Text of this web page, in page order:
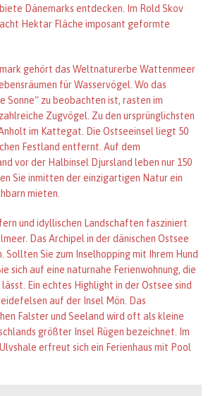
Dänemarks entdecken. Im Rold Skov
Hektar Fläche imposant geformte
gehört das Weltnaturerbe Wattenmeer
für Wasservögel. Wo das
Sonne“ zu beobachten ist, rasten im
Zugvögel. Zu den ursprünglichsten
im Kattegat. Die Ostseeinsel liegt 50
Festland entfernt. Auf dem
vor der Halbinsel Djursland leben nur 150
Sie inmitten der einzigartigen Natur ein
mieten.
und idyllischen Landschaften fasziniert
Das Archipel in der dänischen Ostsee
Sollten Sie zum Inselhopping mit Ihrem Hund
sich auf eine naturnahe Ferienwohnung, die
Ein echtes Highlight in der Ostsee sind
auf der Insel Mön. Das
Falster und Seeland wird oft als kleine
größter Insel Rügen bezeichnet. Im
erfreut sich ein Ferienhaus mit Pool